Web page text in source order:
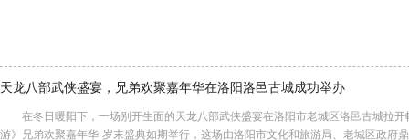
天龙八部武侠盛宴，兄弟欢聚嘉年华在洛阳洛邑古城成功举办
在冬日暖阳下，一场别开生面的天龙八部武侠盛宴在洛阳市老城区洛邑古城拉开
游》兄弟欢聚嘉年华·岁末盛典如期举行，这场由洛阳市文化和旅游局、老城区政府